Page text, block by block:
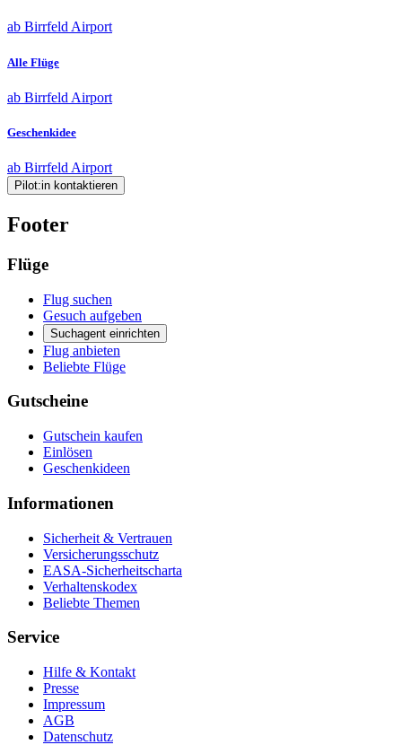
ab Birrfeld Airport
Alle Flüge
ab Birrfeld Airport
Geschenkidee
ab Birrfeld Airport
Pilot:in kontaktieren
Footer
Flüge
Flug suchen
Gesuch aufgeben
Suchagent einrichten
Flug anbieten
Beliebte Flüge
Gutscheine
Gutschein kaufen
Einlösen
Geschenkideen
Informationen
Sicherheit & Vertrauen
Versicherungsschutz
EASA-Sicherheitscharta
Verhaltenskodex
Beliebte Themen
Service
Hilfe & Kontakt
Presse
Impressum
AGB
Datenschutz